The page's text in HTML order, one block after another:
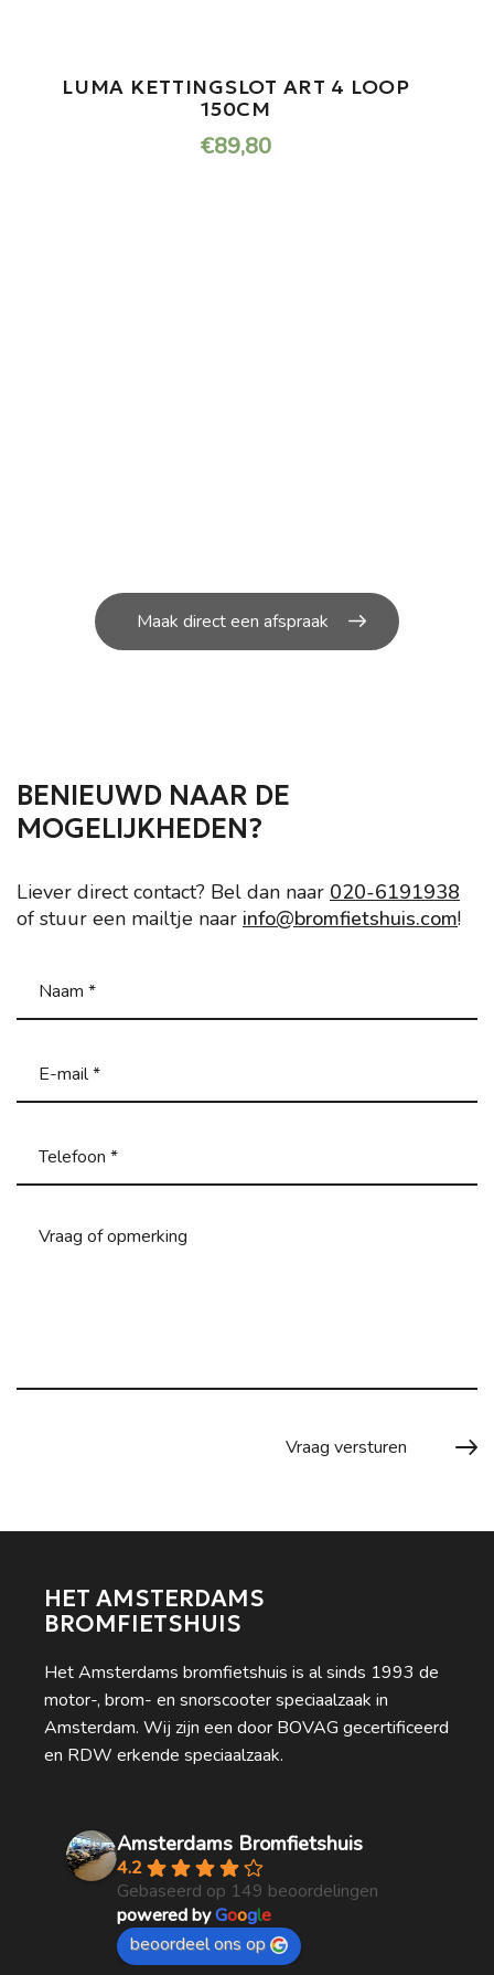
WATERDICHT SPIEGELBEVESTIGING
Maak direct een afspraak
BENIEUWD NAAR DE
MOGELIJKHEDEN?
Liever direct contact? Bel dan naar 020-6191938
of stuur een mailtje naar info@bromfietshuis.com!
HET AMSTERDAMS
BROMFIETSHUIS
Het Amsterdams bromfietshuis is al sinds 1993 de
motor-, brom- en snorscooter speciaalzaak in
Amsterdam. Wij zijn een door BOVAG gecertificeerd
en RDW erkende speciaalzaak.
Amsterdams Bromfietshuis
4.2
Gebaseerd op 149 beoordelingen
powered byGoogle
beoordeel ons op